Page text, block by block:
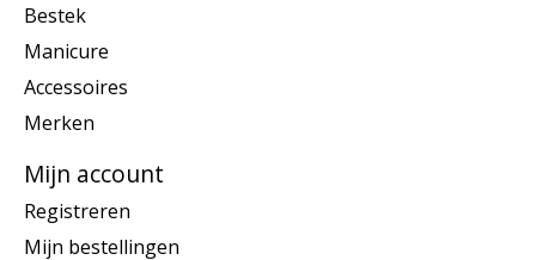
Bestek
Manicure
Accessoires
Merken
Mijn account
Registreren
Mijn bestellingen